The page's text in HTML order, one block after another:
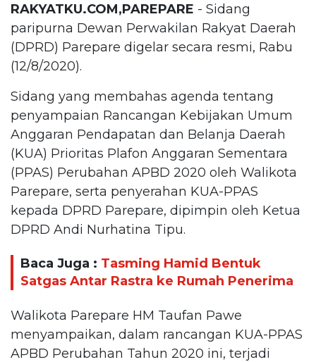
RAKYATKU.COM,PAREPARE - Sidang
paripurna Dewan Perwakilan Rakyat Daerah
(DPRD) Parepare digelar secara resmi, Rabu
(12/8/2020).
Sidang yang membahas agenda tentang
penyampaian Rancangan Kebijakan Umum
Anggaran Pendapatan dan Belanja Daerah
(KUA) Prioritas Plafon Anggaran Sementara
(PPAS) Perubahan APBD 2020 oleh Walikota
Parepare, serta penyerahan KUA-PPAS
kepada DPRD Parepare, dipimpin oleh Ketua
DPRD Andi Nurhatina Tipu.
Baca Juga : Tasming Hamid Bentuk
Satgas Antar Rastra ke Rumah Penerima
Walikota Parepare HM Taufan Pawe
menyampaikan, dalam rancangan KUA-PPAS
APBD Perubahan Tahun 2020 ini, terjadi